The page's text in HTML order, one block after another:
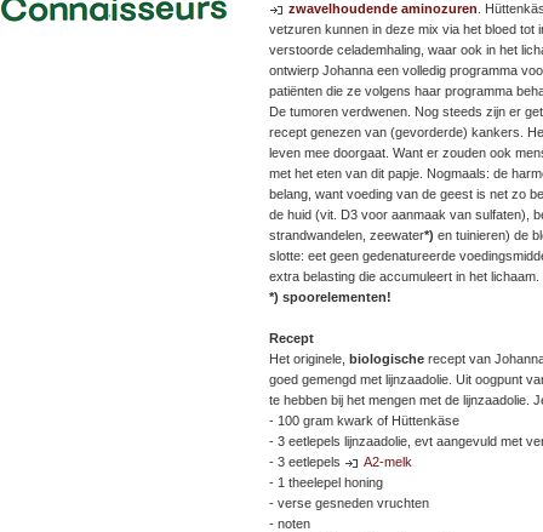
zwavelhoudende aminozuren .
vetzuren kunnen in deze mix via het bloed tot
verstoorde celademhaling, waar ook in het
ontwierp Johanna een volledig programma
patiënten die ze volgens haar programma
De tumoren verdwenen. Nog steeds zijn er
recept genezen van (gevorderde) kankers.
leven mee doorgaat. Want er zouden ook
met het eten van dit papje. Nogmaals: de
belang, want voeding van de geest is net zo
de huid (vit. D3 voor aanmaak van sulfaten),
strandwandelen, zeewater*) en tuinieren) de
slotte: eet geen gedenatureerde
extra belasting die accumuleert in het lichaam.
*) spoorelementen!
Recept
Het originele, biologische recept van
goed gemengd met lijnzaadolie. Uit oogpunt
te hebben bij het mengen met de lijnzaadolie.
- 100 gram kwark of Hüttenkäse
- 3 eetlepels lijnzaadolie, evt aangevuld met
- 3 eetlepels
A2-melk
- 1 theelepel honing
- verse gesneden vruchten
- noten